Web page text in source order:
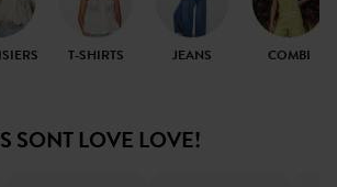
T-SHIRTS JEANS COMBI
SONT LOVE LOVE!